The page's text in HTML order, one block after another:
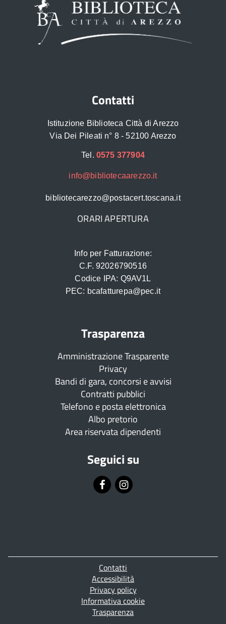
Contatti
Istituzione Biblioteca Città di Arezzo
Via Dei Pileati n° 8 - 52100 Arezzo
Tel. 0575 377904
info@bibliotecaarezzo.it
bibliotecarezzo@postacert.toscana.it
ORARI APERTURA
Info per Fatturazione:
C.F. 92026790516
Codice IPA: Q9AV1L
PEC: bcafatturepa@pec.it
Trasparenza
Amministrazione Trasparente
Privacy
Bandi di gara, concorsi e avvisi
Contratti pubblici
Telefono e posta elettronica
Albo pretorio
Area riservata dipendenti
Seguici su
Piè
Contatti
Accessibilità
Privacy policy
Informativa cookie
Trasparenza